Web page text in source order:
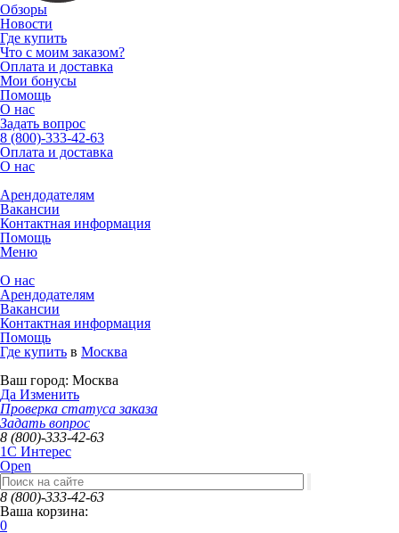
Обзоры
Новости
Где купить
Что с моим заказом?
Оплата и доставка
Мои бонусы
Помощь
О нас
Задать вопрос
8 (800)-333-42-63
Оплата и доставка
О нас
Арендодателям
Вакансии
Контактная информация
Помощь
Меню
О нас
Арендодателям
Вакансии
Контактная информация
Помощь
Где купить в Москва
Ваш город: Москва
Да Изменить
Проверка статуса заказа
Задать вопрос
8 (800)-333-42-63
1C Интерес
Open
8 (800)-333-42-63
Ваша корзина:
0